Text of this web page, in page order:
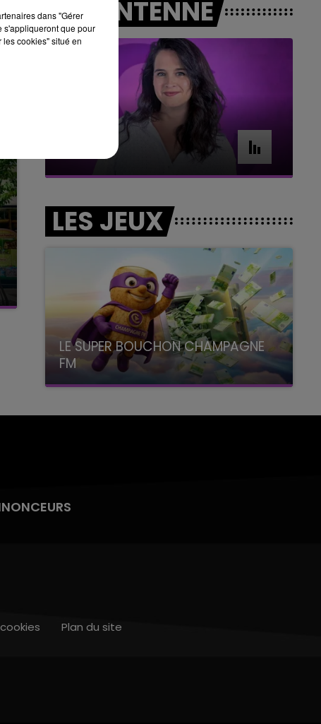
A L'ANTENNE
Le week-end Champagne FM
LES JEUX
LE SUPER BOUCHON CHAMPAGNE
FM
avec La Famille Champagne FM, à 8H10
Plan du site
dans "Gérer
s'appliqueront que pour
les cookies" situé en